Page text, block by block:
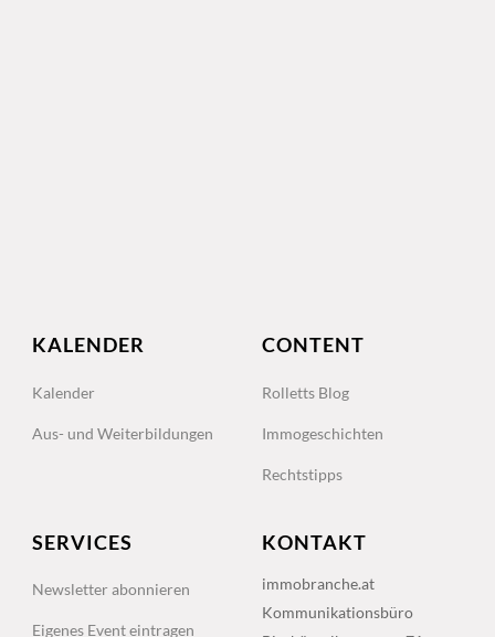
KALENDER
Kalender
Aus- und Weiterbildungen
CONTENT
Rolletts Blog
Immogeschichten
Rechtstipps
SERVICES
Newsletter abonnieren
Eigenes Event eintragen
KONTAKT
immobranche.at
Kommunikationsbüro